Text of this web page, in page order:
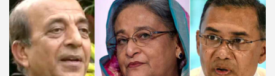
(Aquarius): সহায়তা মিলবে।🐟 মীন (Pisces): নথিপত্র
ভালো যাবে।যে কোনও সমস্যার স্থায়ী সমাধানের জন্য
যোগাযোগ করুনঃ শ্রী সূপর্ণ (জ্যোতিষী)যোগাযোগঃ
৯৮৩০০৬৫২৪০, ওয়েবসাইটঃ www.srisuparna.com